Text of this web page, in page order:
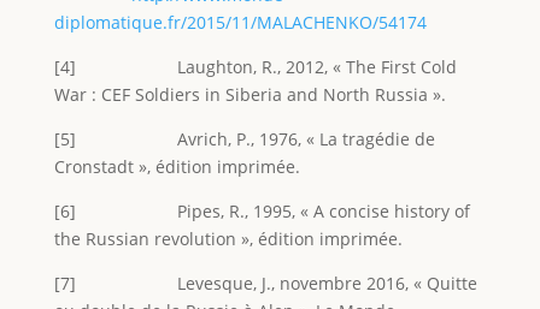
diplomatique.fr/2015/11/MALACHENKO/54174
[4] Laughton, R., 2012, « The First Cold
War : CEF Soldiers in Siberia and North Russia ».
[5] Avrich, P., 1976, « La tragédie de
Cronstadt », édition imprimée.
[6] Pipes, R., 1995, « A concise history of
the Russian revolution », édition imprimée.
[7] Levesque, J., novembre 2016, « Quitte